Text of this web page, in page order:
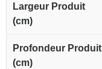
Largeur Produit
(cm)
Profondeur Produit
(cm)